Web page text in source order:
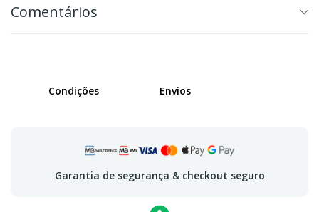
Comentários
Condições Envios
Garantia de segurança & checkout seguro